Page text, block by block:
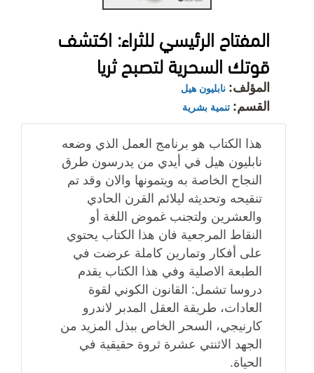
المفتاح الرئيسي للثراء: اكتشف
قوتك السحرية لتصبح ثريا‎
المؤلف: نابليون هيل
القسم: تنمية بشرية
هذا الكتاب هو برنامج العمل الذي وضعه
نابليون هيل في أيدي من يدرسون طرق
النجاح الخاصة به ويتمونها والان وقد تم
تنقيحه وتحديثه ليلائم القرن الحادي
والعشرين ولتجنب غموض اللغة أو
النقاط المرجعية فان هذا الكتاب يحتوي
على أفكار وتمارين كاملة عرضت في
الطبعة الاصلية وفي هذا الكتاب يقدم
دروسا تشمل: القانون الكوني لقوة
العادات، طريقة العقل المدبر لاندرو
كارنيجي، السحر الخاص ببذل المزيد من
الجهد الاثنتي عشرة ثروة حقيقية في
الحياة.